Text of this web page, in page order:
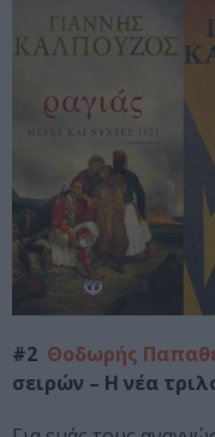
#2 Θοδωρής
σειρών – Η νέα